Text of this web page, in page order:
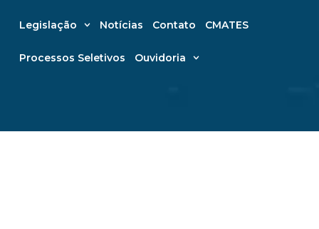
Legislação Notícias Contato CMATES
Processos Seletivos Ouvidoria